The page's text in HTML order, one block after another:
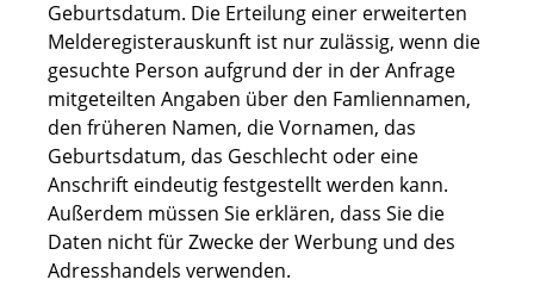
Geburtsdatum. Die Erteilung einer erweiterten
Melderegisterauskunft ist nur zulässig, wenn die
gesuchte Person aufgrund der in der Anfrage
mitgeteilten Angaben über den Famliennamen,
den früheren Namen, die Vornamen, das
Geburtsdatum, das Geschlecht oder eine
Anschrift eindeutig festgestellt werden kann.
Außerdem müssen Sie erklären, dass Sie die
Daten nicht für Zwecke der Werbung und des
Adresshandels verwenden.